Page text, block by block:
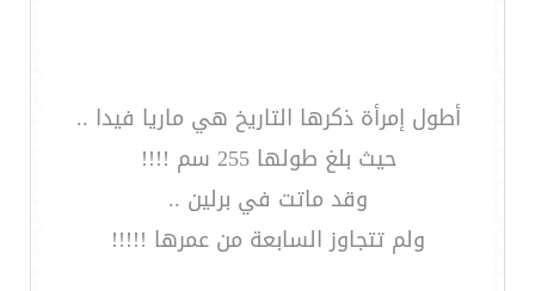
أطول إمرأة ذكرها التاريخ هي ماريا فيدا ..
حيث بلغ طولها 255 سم !!!!
وقد ماتت في برلين ..
ولم تتجاوز السابعة من عمرها !!!!!